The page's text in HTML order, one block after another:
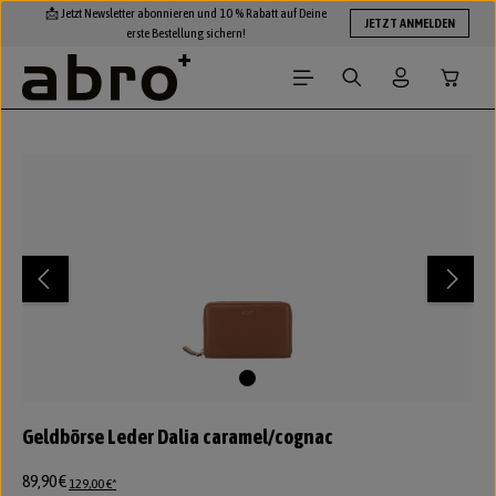
Zum Hauptinhalt springen
📩 Jetzt Newsletter abonnieren und 10 % Rabatt auf Deine
erste Bestellung sichern!
JETZT ANMELDEN
Geldbörse Leder Dalia caramel/cognac
89,90 € 129,00 €*